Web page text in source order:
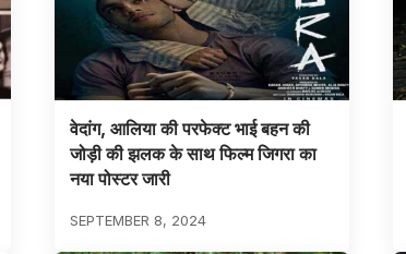
वेदांग, आलिया की परफेक्ट भाई बहन की
जोड़ी की झलक के साथ फिल्म जिगरा का
नया पोस्टर जारी
SEPTEMBER 8, 2024